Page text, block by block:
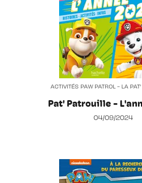
ACTIVITÉS PAW PATROL - LA PAT'
Pat' Patrouille -
04/09/2024